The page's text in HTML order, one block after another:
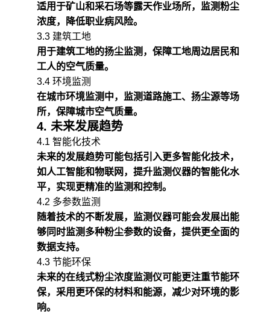
适用于矿山和采石场等露天作业场所，监测粉尘
浓度，降低职业病风险。
3.3 建筑工地
用于建筑工地的扬尘监测，保障工地周边居民和
工人的空气质量。
3.4 环境监测
在城市环境监测中，监测道路施工、扬尘源等场
所，保障城市空气质量。
4. 未来发展趋势
4.1 智能化技术
未来的发展趋势可能包括引入更多智能化技术，
如人工智能和物联网，提升监测仪器的智能化水
平，实现更精准的监测和控制。
4.2 多参数监测
随着技术的不断发展，监测仪器可能会发展出能
够同时监测多种粉尘参数的设备，提供更全面的
数据支持。
4.3 节能环保
未来的在线式粉尘浓度监测仪可能更注重节能环
保，采用更环保的材料和能源，减少对环境的影
响。